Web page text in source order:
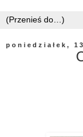
poniedziałek,